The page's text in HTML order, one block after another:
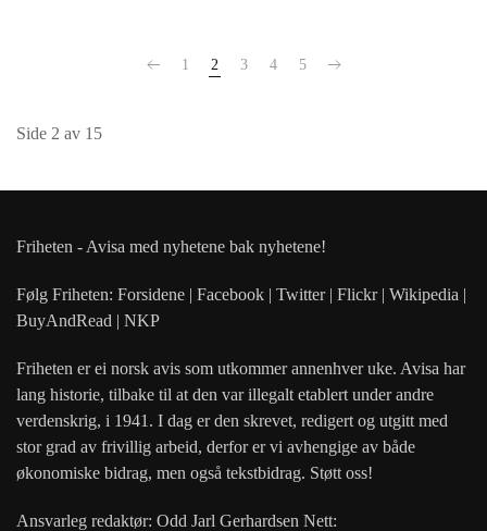
1 2 3 4 5
Side 2 av 15
Friheten - Avisa med nyhetene bak nyhetene!
Følg Friheten: Forsidene | Facebook | Twitter | Flickr | Wikipedia |
BuyAndRead | NKP
Friheten er ei norsk avis som utkommer annenhver uke. Avisa har
lang historie, tilbake til at den var illegalt etablert under andre
verdenskrig, i 1941. I dag er den skrevet, redigert og utgitt med
stor grad av frivillig arbeid, derfor er vi avhengige av både
økonomiske bidrag, men også tekstbidrag. Støtt oss!
Ansvarleg redaktør: Odd Jarl Gerhardsen Nett: